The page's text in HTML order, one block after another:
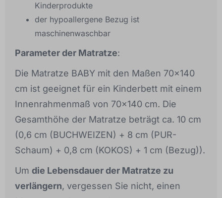
Kinderprodukte
der hypoallergene Bezug ist
maschinenwaschbar
Parameter der Matratze:
Die Matratze BABY mit den Maßen 70x140
cm ist geeignet für ein Kinderbett mit einem
Innenrahmenmaß von 70x140 cm. Die
Gesamthöhe der Matratze beträgt ca. 10 cm
(0,6 cm (BUCHWEIZEN) + 8 cm (PUR-
Schaum) + 0,8 cm (KOKOS) + 1 cm (Bezug)).
Um die Lebensdauer der Matratze zu
verlängern, vergessen Sie nicht, einen